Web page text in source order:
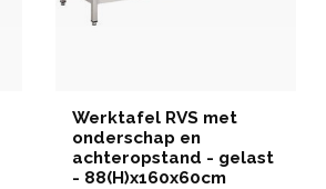
Werktafel RVS met
onderschap en
achteropstand - gelast
- 88(H)x160x60cm